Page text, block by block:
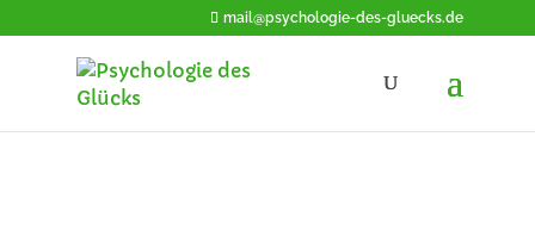
mail@psychologie-des-gluecks.de